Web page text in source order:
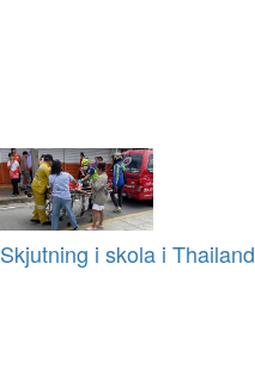
Skjutning i skola i Thailand